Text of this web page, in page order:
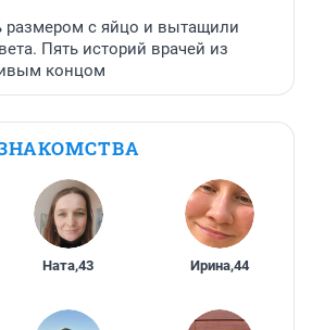
размером с яйцо и вытащили
Пять историй врачей из
концом
Ната,43 Ирина,44